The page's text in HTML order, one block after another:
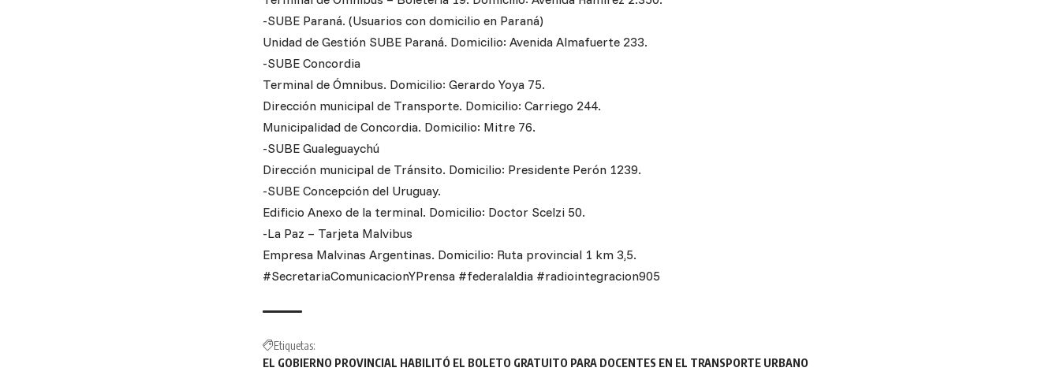
-SUBE Paraná. (Usuarios con domicilio en Paraná)
Unidad de Gestión SUBE Paraná. Domicilio: Avenida Almafuerte 233.
-SUBE Concordia
Terminal de Ómnibus. Domicilio: Gerardo Yoya 75.
Dirección municipal de Transporte. Domicilio: Carriego 244.
Municipalidad de Concordia. Domicilio: Mitre 76.
-SUBE Gualeguaychú
Dirección municipal de Tránsito. Domicilio: Presidente Perón 1239.
-SUBE Concepción del Uruguay.
Edificio Anexo de la terminal. Domicilio: Doctor Scelzi 50.
-La Paz – Tarjeta Malvibus
Empresa Malvinas Argentinas. Domicilio: Ruta provincial 1 km 3,5.
#SecretariaComunicacionYPrensa #federalaldia #radiointegracion905
Etiquetas:
EL GOBIERNO PROVINCIAL HABILITÓ EL BOLETO GRATUITO PARA DOCENTES EN EL TRANSPORTE URBANO